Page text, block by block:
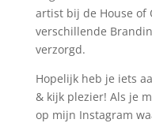
artist bij de House of
verschillende
verzorgd.
Hopelijk heb je iets
& kijk plezier! Als je
op mijn Instagram